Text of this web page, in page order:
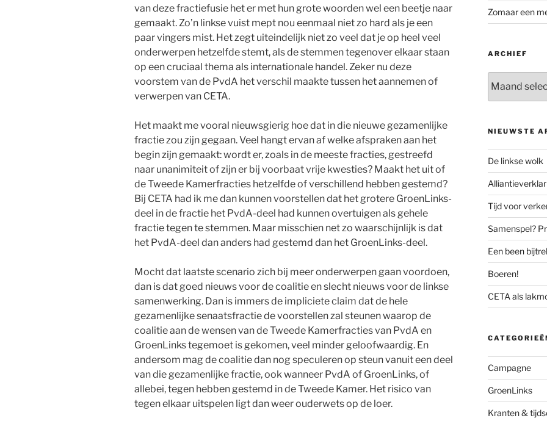
van deze fractiefusie het er met hun grote woorden wel een beetje naar
gemaakt. Zo’n linkse vuist mept nou eenmaal niet zo hard als je een
paar vingers mist. Het zegt uiteindelijk niet zo veel dat je op heel veel
onderwerpen hetzelfde stemt, als de stemmen tegenover elkaar staan
op een cruciaal thema als internationale handel. Zeker nu deze
voorstem van de PvdA het verschil maakte tussen het aannemen of
verwerpen van CETA.
Het maakt me vooral nieuwsgierig hoe dat in die nieuwe gezamenlijke
fractie zou zijn gegaan. Veel hangt ervan af welke afspraken aan het
begin zijn gemaakt: wordt er, zoals in de meeste fracties, gestreefd
naar unanimiteit of zijn er bij voorbaat vrije kwesties? Maakt het uit of
de Tweede Kamerfracties hetzelfde of verschillend hebben gestemd?
Bij CETA had ik me dan kunnen voorstellen dat het grotere GroenLinks-
deel in de fractie het PvdA-deel had kunnen overtuigen als gehele
fractie tegen te stemmen. Maar misschien net zo waarschijnlijk is dat
het PvdA-deel dan anders had gestemd dan het GroenLinks-deel.
Mocht dat laatste scenario zich bij meer onderwerpen gaan voordoen,
dan is dat goed nieuws voor de coalitie en slecht nieuws voor de linkse
samenwerking. Dan is immers de impliciete claim dat de hele
gezamenlijke senaatsfractie de voorstellen zal steunen waarop de
coalitie aan de wensen van de Tweede Kamerfracties van PvdA en
GroenLinks tegemoet is gekomen, veel minder geloofwaardig. En
andersom mag de coalitie dan nog speculeren op steun vanuit een deel
van die gezamenlijke fractie, ook wanneer PvdA of GroenLinks, of
allebei, tegen hebben gestemd in de Tweede Kamer. Het risico van
tegen elkaar uitspelen ligt dan weer ouderwets op de loer.
Zomaar een
ARCHIEF
NIEUWSTE
De linkse wolk
Tijd voor
Samenspel?
Een been
Boeren!
CETA als
Campagne
GroenLinks
Kranten &